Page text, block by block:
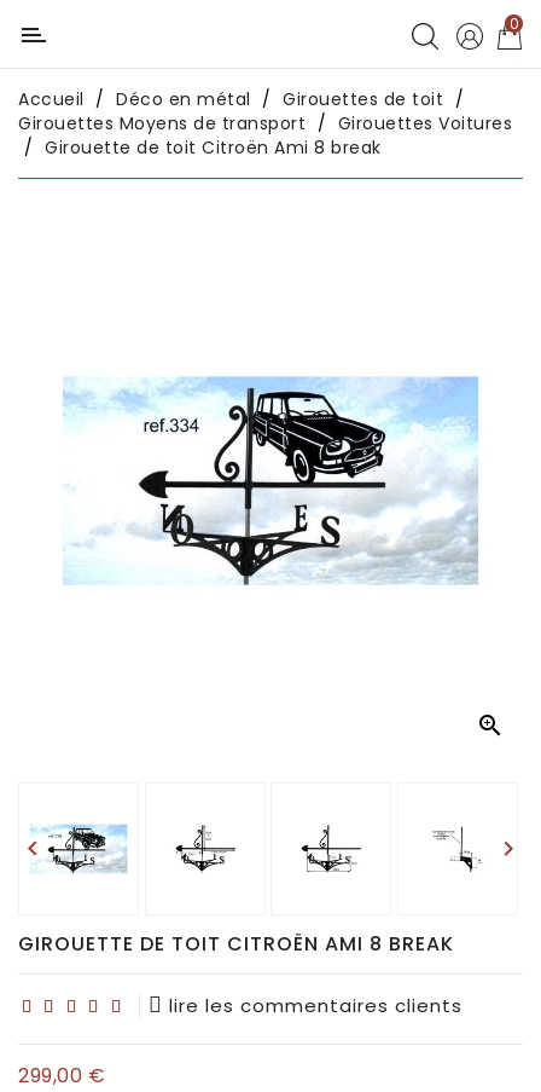
Catégorie
Déco
chambres
Déco
asiatique
0
Accueil Déco en métal
Girouettes de toit
Girouettes Moyens de transport
Girouettes Voitures
Girouette de toit Citroën Ami 8 break

 
GIROUETTE DE TOIT CITROËN AMI 8 BREAK
lire les commentaires clients
299,00 €